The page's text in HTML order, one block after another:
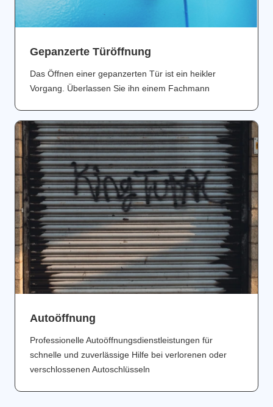
Gepanzerte Türöffnung
Das Öffnen einer gepanzerten Tür ist ein heikler
Vorgang. Überlassen Sie ihn einem Fachmann
Аutoöffnung
Professionelle Autoöffnungsdienstleistungen für
schnelle und zuverlässige Hilfe bei verlorenen oder
verschlossenen Autoschlüsseln